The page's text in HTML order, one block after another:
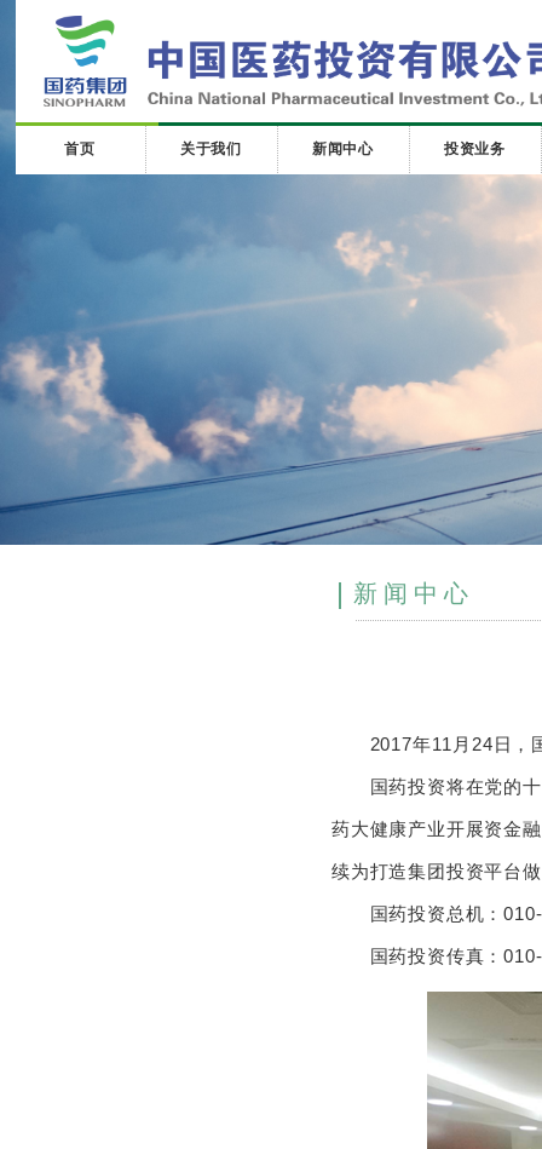
首页 关于我们 新闻中心 投资业务
新闻中心
2017年11月24日，国
国药投资将在党的十
药大健康产业开展资金
续为打造集团投资平台
国药投资总机：010-
国药投资传真：010-